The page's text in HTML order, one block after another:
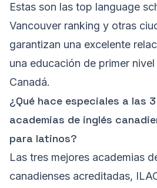
Estas son las top language
Vancouver ranking y otras
garantizan una excelente
una educación de primer
Canadá.
¿Qué hace especiales a las
academias de inglés
para latinos?
Las tres mejores academias
canadienses acreditadas,